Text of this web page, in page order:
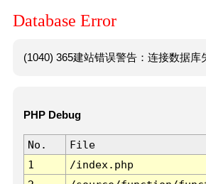
Database Error
(1040) 365建站错误警告：连接数据
PHP Debug
No. File
1
/index.php